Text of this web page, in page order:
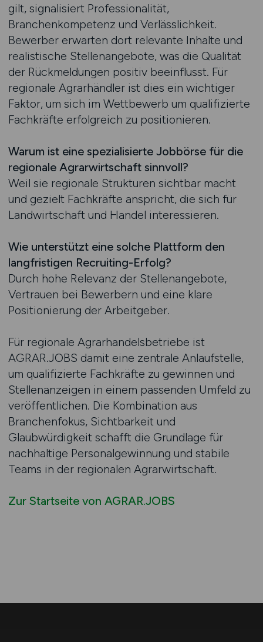
gilt, signalisiert Professionalität,
Branchenkompetenz und Verlässlichkeit.
Bewerber erwarten dort relevante Inhalte und
realistische Stellenangebote, was die Qualität
der Rückmeldungen positiv beeinflusst. Für
regionale Agrarhändler ist dies ein wichtiger
Faktor, um sich im Wettbewerb um qualifizierte
Fachkräfte erfolgreich zu positionieren.
Warum ist eine spezialisierte Jobbörse für die
regionale Agrarwirtschaft sinnvoll?
Weil sie regionale Strukturen sichtbar macht
und gezielt Fachkräfte anspricht, die sich für
Landwirtschaft und Handel interessieren.
Wie unterstützt eine solche Plattform den
langfristigen Recruiting-Erfolg?
Durch hohe Relevanz der Stellenangebote,
Vertrauen bei Bewerbern und eine klare
Positionierung der Arbeitgeber.
Für regionale Agrarhandelsbetriebe ist
AGRAR.JOBS damit eine zentrale Anlaufstelle,
um qualifizierte Fachkräfte zu gewinnen und
Stellenanzeigen in einem passenden Umfeld zu
veröffentlichen. Die Kombination aus
Branchenfokus, Sichtbarkeit und
Glaubwürdigkeit schafft die Grundlage für
nachhaltige Personalgewinnung und stabile
Teams in der regionalen Agrarwirtschaft.
Zur Startseite von AGRAR.JOBS